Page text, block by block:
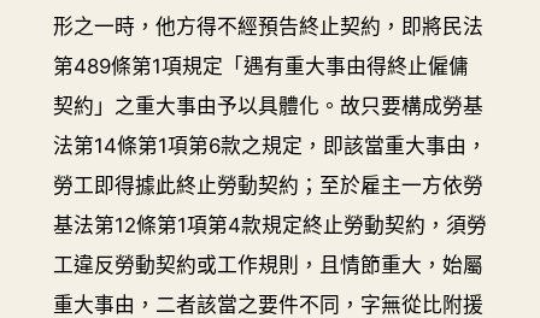
形之一時，他方得不經預告終止契約，即將民法
第489條第1項規定「遇有重大事由得終止僱傭
契約」之重大事由予以具體化。故只要構成勞基
法第14條第1項第6款之規定，即該當重大事由，
勞工即得據此終止勞動契約；至於雇主一方依勞
基法第12條第1項第4款規定終止勞動契約，須勞
工違反勞動契約或工作規則，且情節重大，始屬
重大事由，二者該當之要件不同，字無從比附援